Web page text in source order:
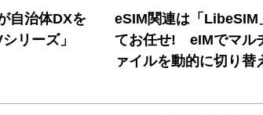
自治体DXを
リーズ」
eSIM関連は「LibeSIM
てお任せ! eIMでマル
ァイルを動的に切り替